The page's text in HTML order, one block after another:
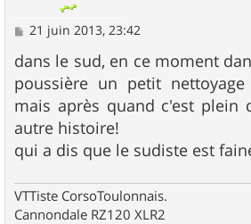
M
s
s
a
g
e
21 juin 2013, 23:42
dans le sud, en ce moment
poussière un petit
mais après quand c'est plein
autre histoire!
qui a dis que le sudiste est
VTTiste CorsoToulonnais.
Cannondale RZ120 XLR2